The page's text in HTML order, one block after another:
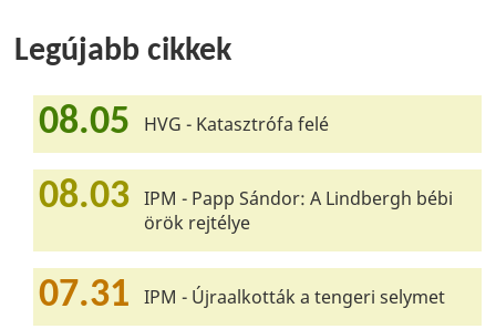
Legújabb cikkek
08.05 HVG - Katasztrófa felé
08.03
IPM - Papp Sándor: A Lindbergh bébi
örök rejtélye
07.31 IPM - Újraalkották a tengeri selymet